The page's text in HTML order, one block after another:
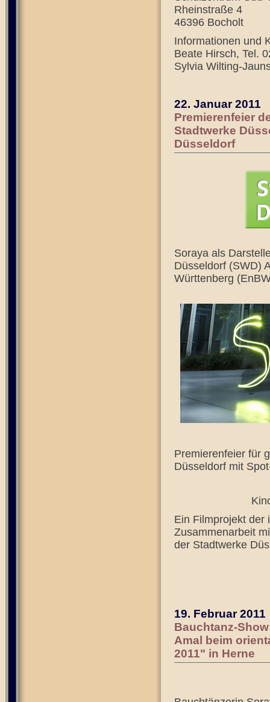
Rheinstraße 4
46396 Bocholt
Informationen und
Beate Hirsch, Tel.
Sylvia Wilting-
22. Januar 2011
Premierenfeier
Stadtwerke
Düsseldorf
Soraya als
Düsseldorf (SWD)
Württenberg
Premierenfeier für
Düsseldorf mit
Ein Filmprojekt der
Zusammenarbeit
der Stadtwerke
19. Februar 2011
Bauchtanz-
Amal beim
2011" in Herne